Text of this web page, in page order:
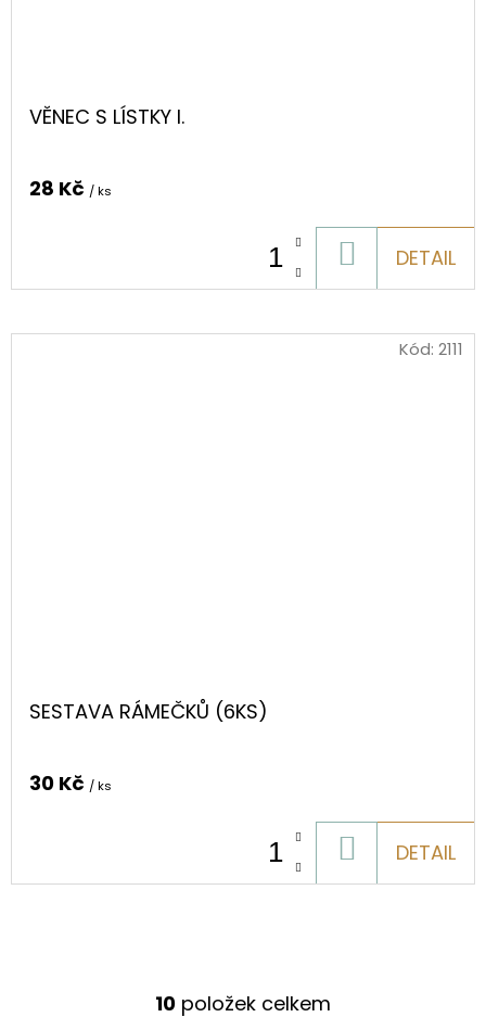
VĚNEC S LÍSTKY I.
28 Kč / ks
KOŠÍKU
DETAIL
SESTAVA RÁMEČKŮ (6KS)
30 Kč / ks
KOŠÍKU
DETAIL
Kód: 2111
O
10 položek celkem